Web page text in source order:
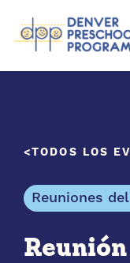
TODOS LOS
Reuniones